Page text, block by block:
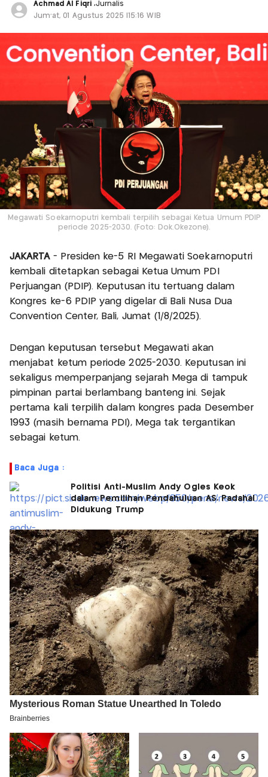
Achmad Al Fiqri ,Jurnalis
Jum'at, 01 Agustus 2025 |15:16 WIB
Megawati Soekarnoputri kembali terpilih sebagai Ketua Umum PDIP
periode 2025-2030. (Foto: Dok.Okezone).
JAKARTA - Presiden ke-5 RI Megawati Soekarnoputri
kembali ditetapkan sebagai Ketua Umum PDI
Perjuangan (PDIP). Keputusan itu tertuang dalam
Kongres ke-6 PDIP yang digelar di Bali Nusa Dua
Convention Center, Bali, Jumat (1/8/2025).
Dengan keputusan tersebut Megawati akan
menjabat ketum periode 2025-2030. Keputusan ini
sekaligus memperpanjang sejarah Mega di tampuk
pimpinan partai berlambang banteng ini. Sejak
pertama kali terpilih dalam kongres pada Desember
1993 (masih bernama PDI), Mega tak tergantikan
sebagai ketum.
Baca Juga :
Politisi Anti-Muslim Andy Ogles Keok
dalam Pemilihan Pendahuluan AS, Padahal
Didukung Trump